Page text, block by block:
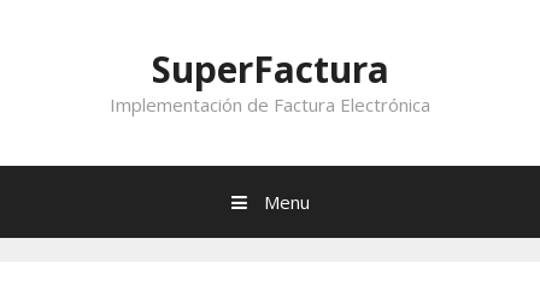
SuperFactura
Implementación de Factura Electrónica
Menu